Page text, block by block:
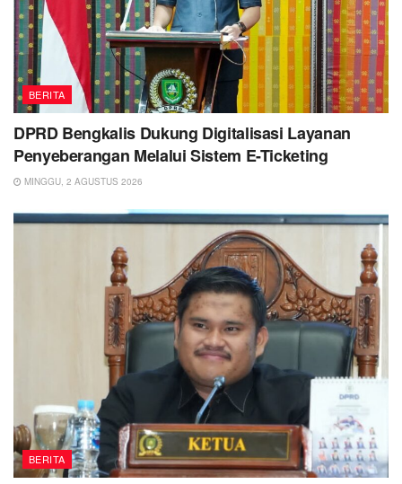
BERITA
DPRD Bengkalis Dukung Digitalisasi Layanan
Penyeberangan Melalui Sistem E-Ticketing
MINGGU, 2 AGUSTUS 2026
BERITA